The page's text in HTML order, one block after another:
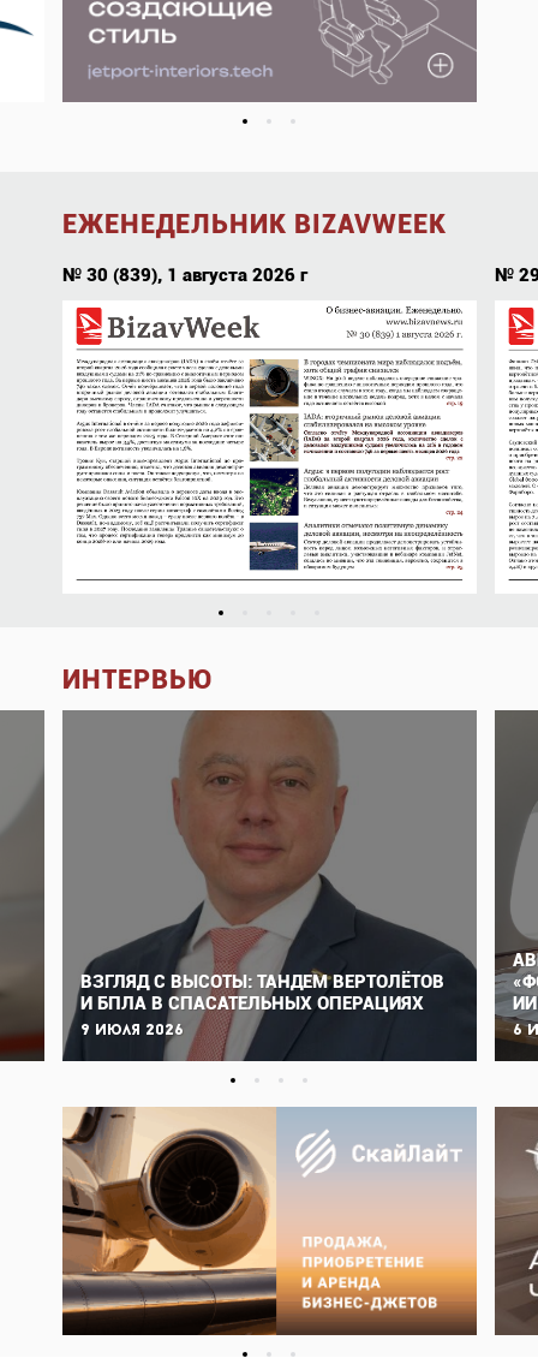
ЕЖЕНЕДЕЛЬНИК BIZAVWEEK
№ 30 (839), 1 августа 2026 г № 29
ИНТЕРВЬЮ
ВЗГЛЯД С ВЫСОТЫ: ТАНДЕМ ВЕРТОЛЁТОВ
И БПЛА В СПАСАТЕЛЬНЫХ ОПЕРАЦИЯХ
9 июля 2026 6